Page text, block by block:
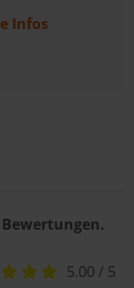
Infos
5.00 / 5